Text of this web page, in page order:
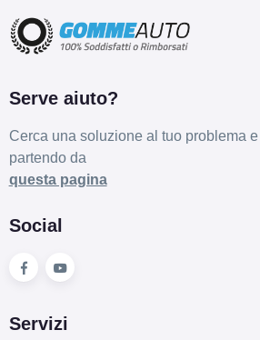
Serve aiuto?
Cerca una soluzione al tuo problema
partendo da
questa pagina
Social
Servizi